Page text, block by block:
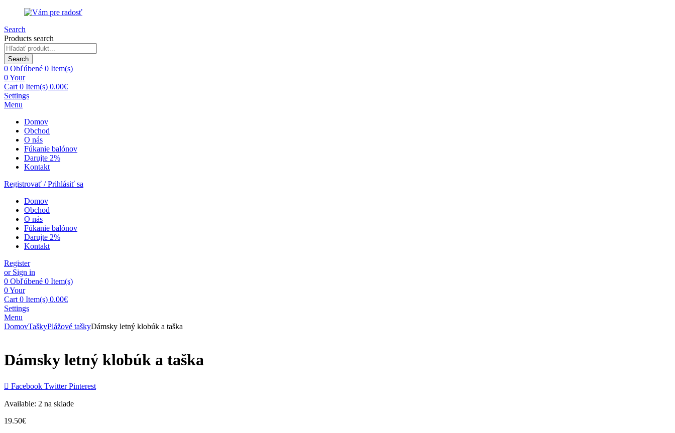
Search
Products search
Search
0 Obľúbené 0 Item(s)
0Your
Cart 0 Item(s) 0.00€
Settings
Menu
Domov
Obchod
O nás
Fúkanie balónov
Darujte 2%
Kontakt
Registrovať / Prihlásiť sa
Domov
Obchod
O nás
Fúkanie balónov
Darujte 2%
Kontakt
Register
or Sign in
0 Obľúbené 0 Item(s)
0Your
Cart 0 Item(s) 0.00€
Settings
Menu
DomovTaškyPlážové taškyDámsky letný klobúk a taška
Dámsky letný klobúk a taška
Facebook Twitter Pinterest
Available: 2 na sklade
19.50€